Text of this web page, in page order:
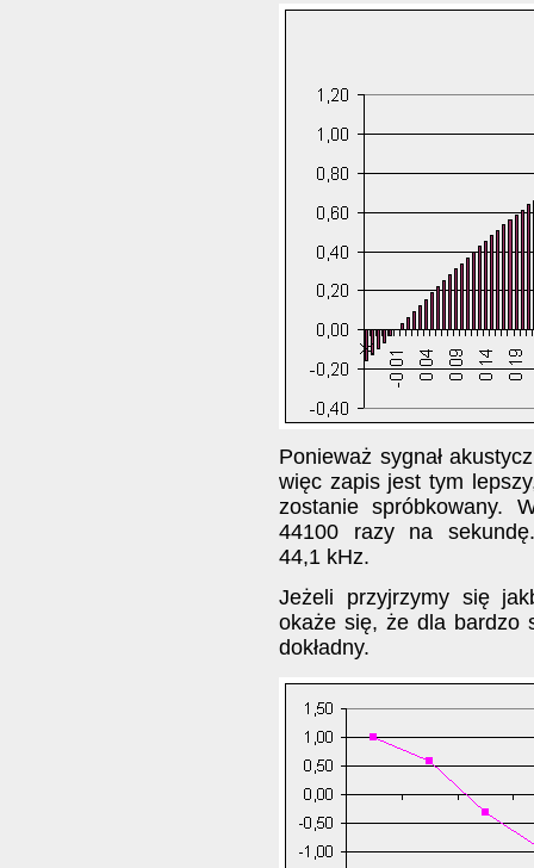
Ponieważ sygnał
więc zapis jest tym
zostanie spróbkowany.
44100 razy na
44,1 kHz.
Jeżeli przyjrzymy się
okaże się, że dla bardzo
dokładny.